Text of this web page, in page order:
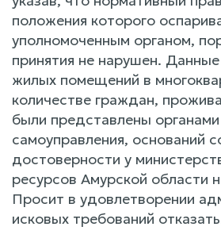
положения которого
уполномоченным органом,
принятия не нарушен.
жилых помещений в
количестве граждан,
были представлены
самоуправления, оснований
достоверности у
ресурсов Амурской области
Просит в удовлетворении
исковых требований